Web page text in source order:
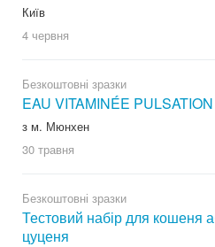
Київ
4 червня
Безкоштовні зразки
EAU VITAMINÉE
з м. Мюнхен
30 травня
Безкоштовні зразки
Тестовий набір для кошеня
цуценя